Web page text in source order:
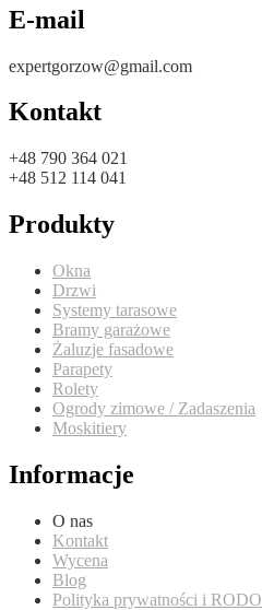
E-mail
expertgorzow@gmail.com
Kontakt
+48 790 364 021
+48 512 114 041
Produkty
Okna
Drzwi
Systemy tarasowe
Bramy garażowe
Żaluzje fasadowe
Parapety
Rolety
Ogrody zimowe / Zadaszenia
Moskitiery
Informacje
O nas
Kontakt
Wycena
Blog
Polityka prywatności i RODO